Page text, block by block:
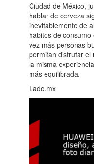
Ciudad de México,
hablar de cerveza
inevitablemente de
hábitos de
vez más personas
permitan disfrutar el
la misma
más equilibrada.
Lado.mx